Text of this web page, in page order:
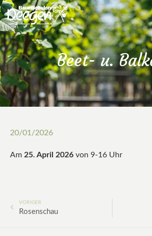
Beet- u.
20/01/2026
Am 25. April 2026 von 9-16 Uhr
VORIGER
Rosenschau